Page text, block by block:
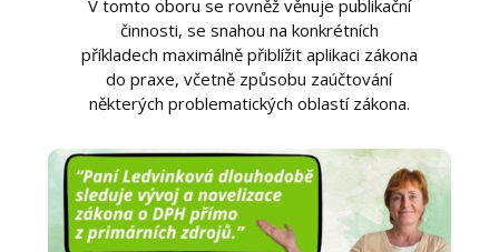
V tomto oboru se rovněž věnuje publikační
činnosti, se snahou na konkrétních
příkladech maximálně přiblížit aplikaci zákona
do praxe, včetně způsobu zaúčtování
některých problematických oblastí zákona.